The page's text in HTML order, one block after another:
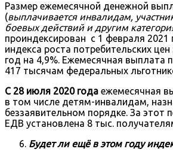
Размер ежемесячной денежной
(выплачивается инвалидам,
боевых действий и другим
проиндексирован с 1 февраля 2021
индекса роста потребительских
год на 4,9%. Ежемесячная выплата
417 тысячам федеральных
С 28 июля 2020 года ежемесячная
в том числе детям-инвалидам,
беззаявительном порядке. За этот
ЕДВ установлена 8 тыс.
Будет ли ещё в этом году